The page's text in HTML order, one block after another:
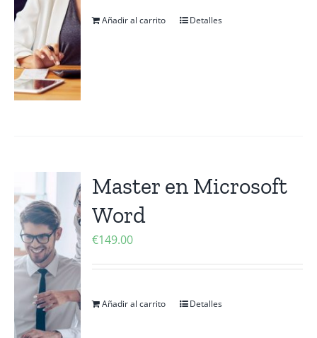
Añadir al carrito Detalles
Master en Microsoft
Word
€149.00
Añadir al carrito Detalles